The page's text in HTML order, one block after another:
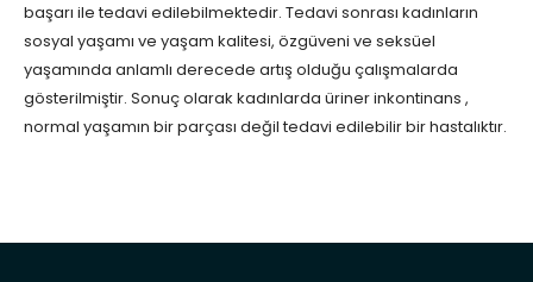
başarı ile tedavi edilebilmektedir. Tedavi sonrası kadınların
sosyal yaşamı ve yaşam kalitesi, özgüveni ve seksüel
yaşamında anlamlı derecede artış olduğu çalışmalarda
gösterilmiştir. Sonuç olarak kadınlarda üriner inkontinans ,
normal yaşamın bir parçası değil tedavi edilebilir bir hastalıktır.